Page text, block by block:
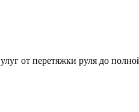
от перетяжки руля до